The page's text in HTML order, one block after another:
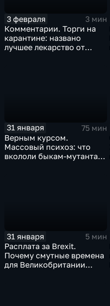
3 февраля
3 мин
Комментарии. Торги на
карантине: названо
лучшее лекарство от
31 января
75 мин
Верным курсом.
Массовый психоз: что
вкололи быкам-мутантам,
31 января
5 мин
Расплата за Brexit.
Почему смутные времена
для Великобритании